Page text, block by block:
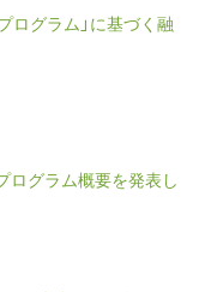
ログラム」に基づく融
ログラム概要を発表し